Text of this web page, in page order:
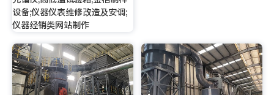
设备;仪器仪表维修改造及安调;
仪器经销类网站制作